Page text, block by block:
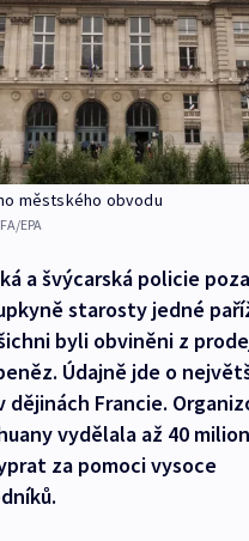
městského obvodu
EPA
a švýcarská policie
starosty jedné
byli obviněni z
Údajně jde o
dějinách Francie.
vydělala až 40
za pomoci vysoce